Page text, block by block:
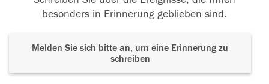
besonders in Erinnerung geblieben sind.
Melden Sie sich bitte an, um eine Erinnerung zu
schreiben